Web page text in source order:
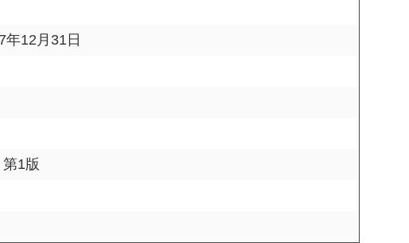
年12月31日
1版